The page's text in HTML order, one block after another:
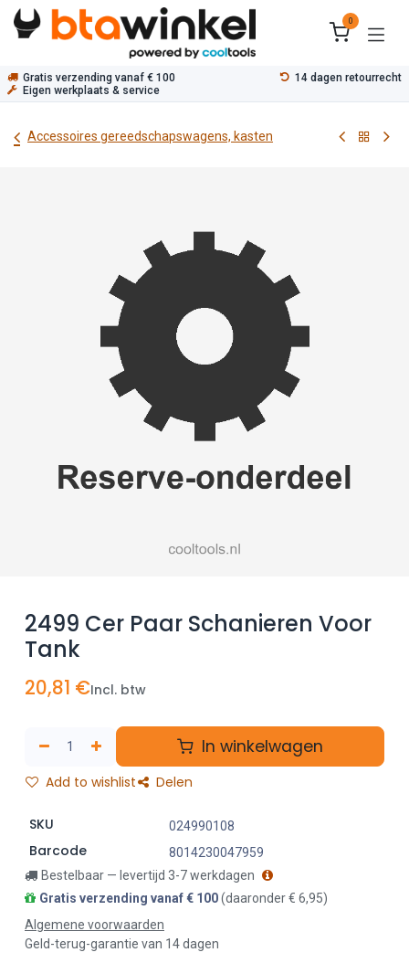
Overslaan naar inhoud
0
Gratis verzending vanaf € 100
14 dagen retourrecht
Eigen werkplaats & service
Accessoires gereedschapswagens, kasten
2499 Cer Paar Schanieren Voor
Tank
20,81 €Incl. btw
In winkelwagen
Add to wishlist Delen
SKU 024990108
Barcode
8014230047959
Bestelbaar — levertijd 3-7 werkdagen
Gratis verzending vanaf € 100(daaronder € 6,95)
Algemene voorwaarden
Geld-terug-garantie van 14 dagen